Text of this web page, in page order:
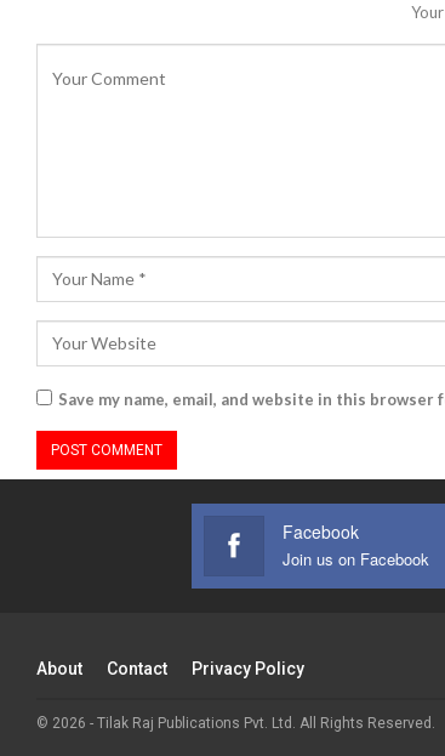
Save my name, email, and website in this
Facebook
Join us on Facebook
About Contact Privacy Policy
© 2026 - Tilak Raj Publications Pvt. Ltd. All Rights Reserved.